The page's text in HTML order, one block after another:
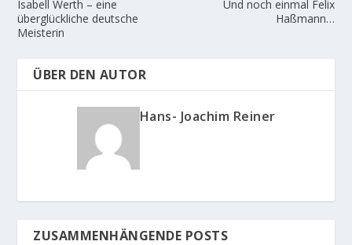
Isabell Werth – eine
überglückliche deutsche
Meisterin
Und noch einmal Felix
Haßmann…
ÜBER DEN AUTOR
Hans- Joachim Reiner
ZUSAMMENHÄNGENDE POSTS